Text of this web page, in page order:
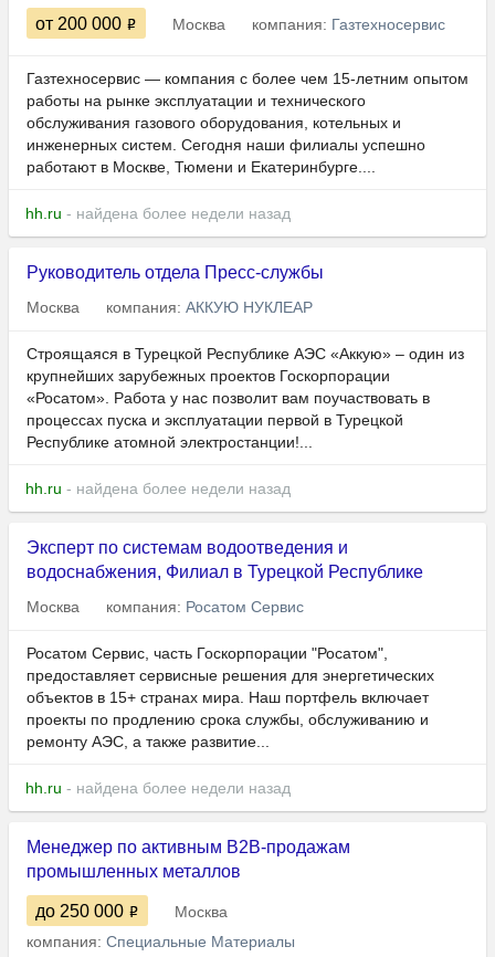
от 200 000 Москва компания: Газтехносервис
Газтехносервис — компания с более чем 15-летним опытом
работы на рынке эксплуатации и технического
обслуживания газового оборудования, котельных и
инженерных систем. Сегодня наши филиалы успешно
работают в Москве, Тюмени и Екатеринбурге....
hh.ru - найдена более недели назад
Руководитель отдела Пресс-службы
Москва компания: АККУЮ НУКЛЕАР
Строящаяся в Турецкой Республике АЭС «Аккую» – один из
крупнейших зарубежных проектов Госкорпорации
«Росатом». Работа у нас позволит вам поучаствовать в
процессах пуска и эксплуатации первой в Турецкой
Республике атомной электростанции!...
hh.ru - найдена более недели назад
Эксперт по системам водоотведения и
водоснабжения, Филиал в Турецкой Республике
Москва компания: Росатом Сервис
Росатом Сервис, часть Госкорпорации "Росатом",
предоставляет сервисные решения для энергетических
объектов в 15+ странах мира. Наш портфель включает
проекты по продлению срока службы, обслуживанию и
ремонту АЭС, а также развитие...
hh.ru - найдена более недели назад
Менеджер по активным B2B-продажам
промышленных металлов
до 250 000
Москва
компания: Специальные Материалы